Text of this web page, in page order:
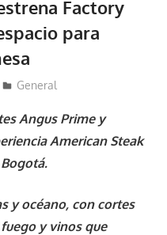
Factory
para
General
Angus Prime y
American Steak
y océano, con cortes
y vinos que